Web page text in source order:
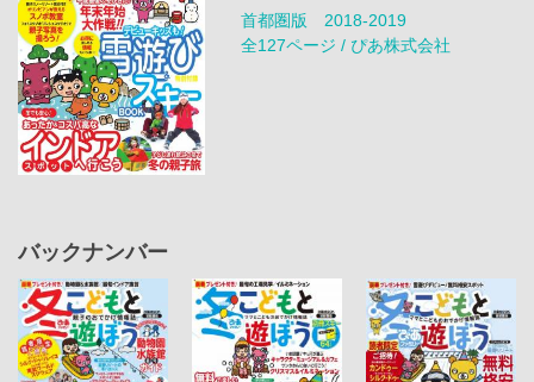
首都圏版 2018-2019
全127ページ / ぴあ株式会社
バックナンバー